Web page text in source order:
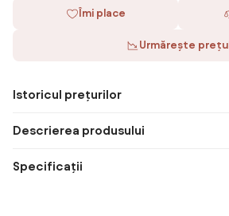
Îmi place
Urmărește prețul
Istoricul prețurilor
Descrierea produsului
Specificații